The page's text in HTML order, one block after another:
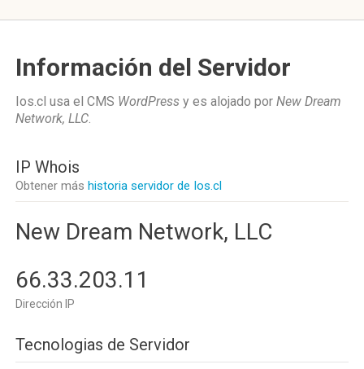
Información del Servidor
Ios.cl usa el CMS WordPress y es alojado por New Dream
Network, LLC.
IP Whois
Obtener más historia servidor de Ios.cl
New Dream Network, LLC
66.33.203.11
Dirección IP
Tecnologias de Servidor